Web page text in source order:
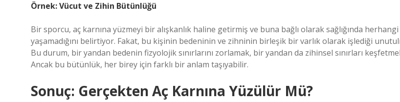
Örnek: Vücut ve Zihin Bütünlüğü
Bir sporcu, aç karnına yüzmeyi bir alışkanlık haline getirmiş ve buna bağlı olarak sağlığında
yaşamadığını belirtiyor. Fakat, bu kişinin bedeninin ve zihninin birleşik bir varlık olarak işlediği
Bu durum, bir yandan bedenin fizyolojik sınırlarını zorlamak, bir yandan da zihinsel sınırları
Ancak bu bütünlük, her birey için farklı bir anlam taşıyabilir.
Sonuç: Gerçekten Aç Karnına Yüzülür Mü?